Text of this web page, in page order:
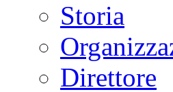
Storia
Direttore